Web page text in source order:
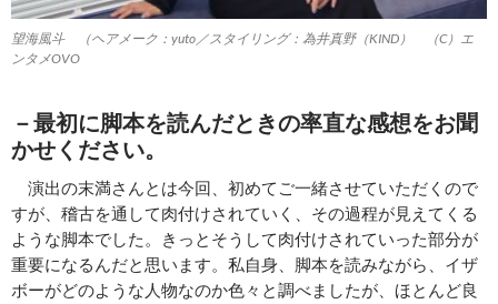
望海風斗 （ヘアメーク：yuto／スタイリング：為井真野（KIND） （C）エ
ンタメOVO
－最初に脚本を読んだときの率直な感想をお聞
かせください。
演出の末満さんとは今回、初めてご一緒させていただくので
すが、稽古を通して肉付けされていく、その過程が見えてくる
ような脚本でした。きっとそうして肉付けされていった部分が
重要になるんだと思います。私自身、脚本を読みながら、イザ
ボーがどのような人物なのか色々と調べましたが、ほとんど良